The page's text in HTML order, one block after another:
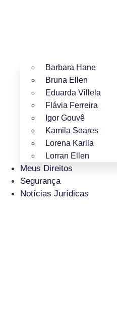
Barbara Hane
Bruna Ellen
Eduarda Villela
Flávia Ferreira
Igor Gouvê
Kamila Soares
Lorena Karlla
Lorran Ellen
Meus Direitos
Segurança
Notícias Jurídicas